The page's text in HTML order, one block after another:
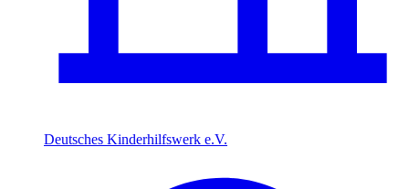
Deutsches Kinderhilfswerk e.V.